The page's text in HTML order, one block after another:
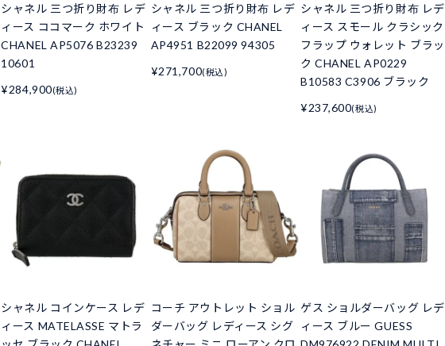
シャネル 三つ折り財布 レデ
ィース ココマーク ホワイト
CHANEL AP5076 B23239
10601
¥284,900(税込)
シャネル 三つ折り財布 レデ
ィース ブラック CHANEL
AP4951 B22099 94305
¥271,700(税込)
シャネル 三つ折り財布 レデ
ィース スモール クラシック
フラップ ウォレット ブラッ
ク CHANEL AP0229
B10583 C3906 ブラック
¥237,600(税込)
シャネル コインケース レデ
ィース MATELASSE マトラ
コーチ アウトレット ショル
ダーバッグ レディース シグ
ゲス ショルダーバッグ レデ
ィース ブルー GUESS